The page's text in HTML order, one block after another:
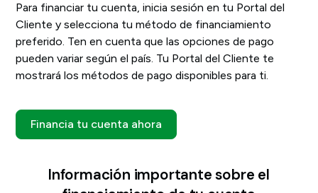
Para financiar tu cuenta, inicia sesión en tu Portal del
Cliente y selecciona tu método de financiamiento
preferido. Ten en cuenta que las opciones de pago
pueden variar según el país. Tu Portal del Cliente te
mostrará los métodos de pago disponibles para ti.
Financia tu cuenta ahora
Información importante sobre el